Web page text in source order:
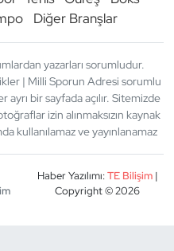
Diğer Branşlar
yazarları sorumludur.
| Milli Sporun Adresi sorumlu
bir sayfada açılır. Sitemizde
izin alınmaksızın kaynak
kullanılamaz ve yayınlanamaz
Haber Yazılımı:TE Bilişim|
Copyright © 2026